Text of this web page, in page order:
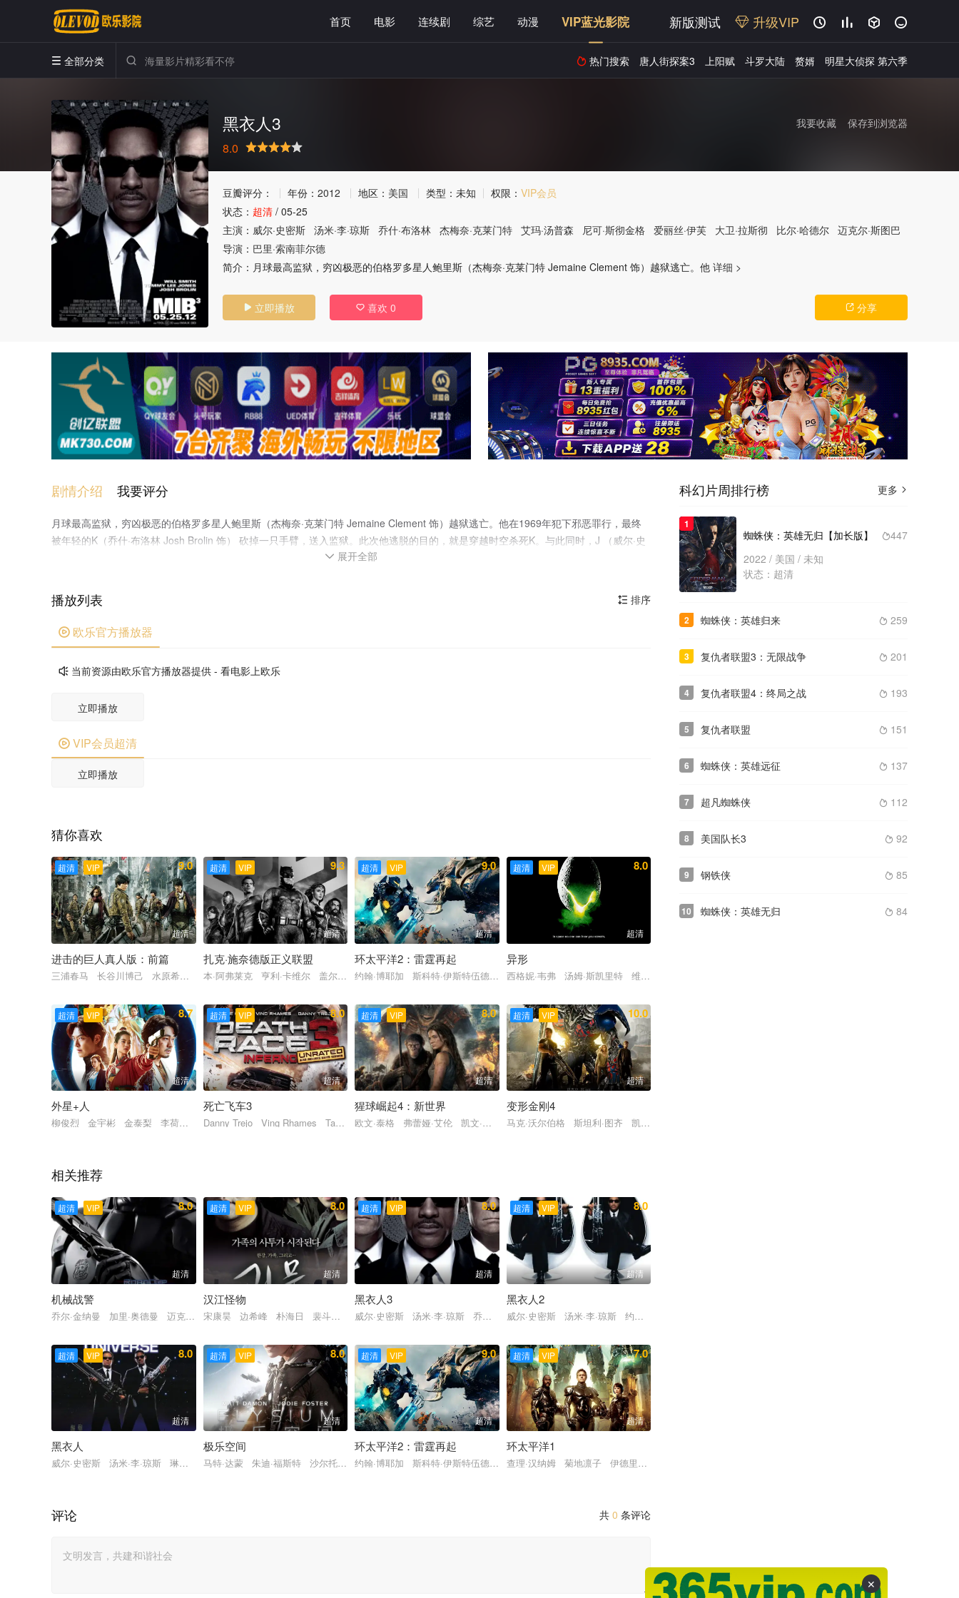
首页 电影 连续剧 综艺 动漫 VIP蓝光影院 新版测试 升级VIP    
 全部分类   热门搜索 唐人街探案3 上阳赋 斗罗大陆 赘婿 明星大侦探 第六季
保存到浏览器
我要收藏
黑衣人3
8.0
很差较差还行 推荐力荐
豆瓣评分： 年份： 2012 地区： 美国 类型： 未知 权限： VIP会员
状态： 超清 / 05-25
主演： 威尔·史密斯 汤米·李·琼斯 乔什·布洛林 杰梅奈·克莱门特 艾玛·汤普森 尼可·斯彻金格 爱丽丝·伊芙 大卫·拉斯彻 比尔·哈德尔 迈克尔·斯图巴
导演： 巴里·索南菲尔德
简介： 月球最高监狱，穷凶极恶的伯格罗多星人鲍里斯（杰梅奈·克莱门特 Jemaine Clement 饰）越狱逃亡。他 详细 >
 立即播放  喜欢 0  分享
剧情介绍 我要评分
月球最高监狱，穷凶极恶的伯格罗多星人鲍里斯（杰梅奈·克莱门特 Jemaine Clement 饰）越狱逃亡。他在1969年犯下邪恶罪行，最终
被年轻的K（乔什·布洛林 Josh Brolin 饰） 砍掉一只手臂，送入监狱。此次他逃脱的目的，就是穿越时空杀死K。与此同时，J （威尔·史
密斯 Will Smith 饰）和K（汤米·李·琼斯 Tommy Lee Jones 饰）一如既往处理各种外星人引起的混乱，因对鲍里斯的案件三缄其口，两
A网也不复存在。在这危急时刻，伯格罗多星人大举入侵地球。为了保护家园，J必须穿越时空再次改变历史……
 展开全部
 排序
播放列表
 欧乐官方播放器
 当前资源由欧乐官方播放器提供 - 看电影上欧乐
立即播放
 VIP会员超清
立即播放
猜你喜欢
VIP
超清 9.0
超清
进击的巨人真人版：前篇
三浦春马 长谷川博己 水原希子 本乡奏多 三浦贵大
VIP
超清 9.3
超清
扎克·施奈德版正义联盟
本·阿弗莱克 亨利·卡维尔 盖尔·加朵 杰森·莫玛 埃兹拉·米勒
VIP
超清 9.0
超清
环太平洋2：雷霆再起
约翰·博耶加 斯科特·伊斯特伍德 卡莉·史派妮 景甜 查理·戴
VIP
超清 8.0
超清
异形
西格妮·韦弗 汤姆·斯凯里特 维罗尼卡·卡维特 哈利·戴恩·斯坦通 约翰·赫特
VIP
超清 8.7
超清
外星+人
柳俊烈 金宇彬 金泰梨 李荷妮 赵祐镇
VIP
超清 8.0
超清
死亡飞车3
Danny Trejo Ving Rhames Tanit Phoenix Luke Goss
VIP
超清 8.0
超清
猩球崛起4：新世界
欧文·泰格 弗蕾娅·艾伦 凯文·杜兰 彼德·梅肯 威廉姆·H·梅西
VIP
超清 10.0
超清
变形金刚4
马克·沃尔伯格 斯坦利·图齐 凯尔希·格兰莫 妮可拉·佩尔茨 杰克·莱诺
相关推荐
VIP
超清 8.0
超清
机械战警
乔尔·金纳曼 加里·奥德曼 迈克尔·基顿 艾比·考尼什 杰基·厄尔·哈利 迈克尔·肯尼斯·威廉姆斯
VIP
超清 8.0
超清
汉江怪物
宋康昊 边希峰 朴海日 裴斗娜 高我星 吴达洙 李在应 尹宰文 金雷夏 朴努植 高素熙 大卫·杰瑟夫·安西尔莫 克林顿·摩根 斯科特·威尔森 任弼星
VIP
超清 8.0
超清
黑衣人3
威尔·史密斯 汤米·李·琼斯 乔什·布洛林 杰梅奈·克莱门特 艾玛·汤普森 尼可·斯彻金格 爱丽丝·伊芙 大卫·拉斯彻 比尔·哈德尔 迈克尔·斯
VIP
超清 8.0
超清
黑衣人2
威尔·史密斯 汤米·李·琼斯 约翰尼·诺克斯维尔 罗莎里奥·道森 雷普·汤恩 拉腊·弗林·鲍尔 帕特里克·沃
VIP
超清 8.0
超清
黑衣人
威尔·史密斯 汤米·李·琼斯 琳达·费奥伦蒂诺 文森特·多诺费奥 雷普·汤恩 托尼·夏尔赫布
VIP
超清 8.0
超清
极乐空间
马特·达蒙 朱迪·福斯特 沙尔托·科普雷 艾莉丝·布拉加 迭戈·卢纳
VIP
超清 9.0
超清
环太平洋2：雷霆再起
约翰·博耶加 斯科特·伊斯特伍德 卡莉·史派妮 景甜 查理·戴
VIP
超清 7.0
超清
环太平洋1
查理·汉纳姆 菊地凛子 伊德里斯·艾尔巴 查理·戴 朗·普尔曼
共 0 条评论
评论
更多 
科幻片周排行榜
1
447
蜘蛛侠：英雄无归【加长版】
2022 / 美国 / 未知
状态：超清
2  259
蜘蛛侠：英雄归来
3  201
复仇者联盟3：无限战争
4  193
复仇者联盟4：终局之战
5  151
复仇者联盟
6  137
蜘蛛侠：英雄远征
7  112
超凡蜘蛛侠
8  92
美国队长3
9  85
钢铁侠
10  84
蜘蛛侠：英雄无归
✕